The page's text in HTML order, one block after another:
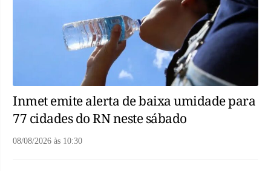
Inmet emite alerta de baixa umidade para
77 cidades do RN neste sábado
08/08/2026 às 10:30